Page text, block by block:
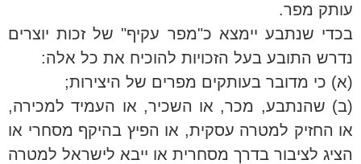
עותק מפר.
בכדי שנתבע יימצא כ"מפר עקיף" של זכות יוצרים
נדרש התובע בעל הזכויות להוכיח את כל אלה:
(א) כי מדובר בעותקים מפרים של היצירות;
(ב) שהנתבע, מכר, או השכיר, או העמיד למכירה,
או החזיק למטרה עסקית, או הפיץ בהיקף מסחרי או
הציג לציבור בדרך מסחרית או ייבא לישראל למטרה